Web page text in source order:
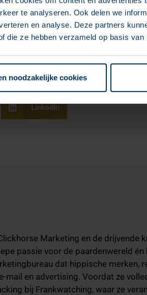
te analyseren. Ook delen we
en analyse. Deze partners
die ze hebben verzameld op basis
noodzakelijke cookies
post. Wil je bijvoorbeeld graag al
je gerelateerde hashtags volgen,
niet hashtags wilt blijven gebruiken?
jouw bedrijf? Wij denken graag met
LinkedIn
Marketing en de
passie voor de paardenwereld
dat hippische merken,
mail en advertising. Voordat ze
bij Frankwatching, waar ze